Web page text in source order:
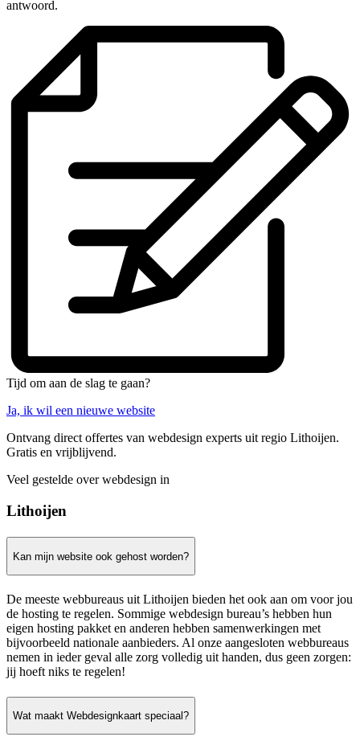
antwoord.
Tijd om aan de slag te gaan?
Ja, ik wil een nieuwe website
Ontvang direct offertes van webdesign experts uit regio Lithoijen.
Gratis en vrijblijvend.
Veel gestelde over webdesign in
Lithoijen
Kan mijn website ook gehost worden?
De meeste webbureaus uit Lithoijen bieden het ook aan om voor jou
de hosting te regelen. Sommige webdesign bureau’s hebben hun
eigen hosting pakket en anderen hebben samenwerkingen met
bijvoorbeeld nationale aanbieders. Al onze aangesloten webbureaus
nemen in ieder geval alle zorg volledig uit handen, dus geen zorgen:
jij hoeft niks te regelen!
Wat maakt Webdesignkaart speciaal?